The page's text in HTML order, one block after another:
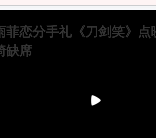
菲恋分手礼《刀剑笑》点
缺席